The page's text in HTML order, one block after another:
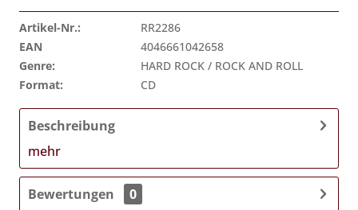
Artikel-Nr.:
RR2286
EAN
4046661042658
Genre:
HARD ROCK / ROCK AND ROLL
Format:
CD
Beschreibung
mehr
Bewertungen
0